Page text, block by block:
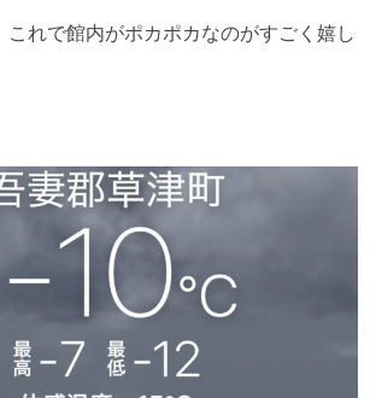
これで館内がポカポカなのがすごく嬉し